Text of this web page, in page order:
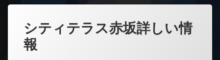
シティテラス赤坂詳しい情
報